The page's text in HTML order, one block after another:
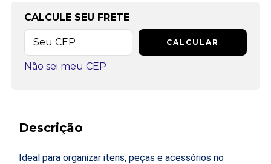
CALCULE SEU FRETE
CALCULAR
Não sei meu CEP
Descrição
Ideal para organizar itens, peças e acessórios no